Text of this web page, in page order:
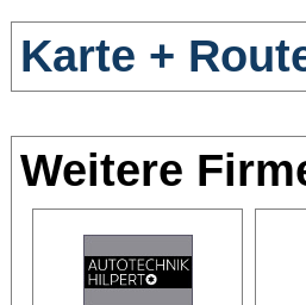
Karte +
Weitere